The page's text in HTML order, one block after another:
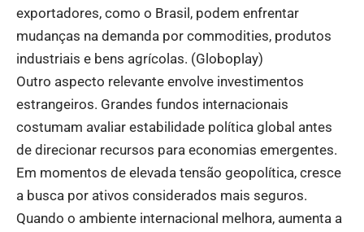
exportadores, como o Brasil, podem enfrentar
mudanças na demanda por commodities, produtos
industriais e bens agrícolas. (Globoplay)
Outro aspecto relevante envolve investimentos
estrangeiros. Grandes fundos internacionais
costumam avaliar estabilidade política global antes
de direcionar recursos para economias emergentes.
Em momentos de elevada tensão geopolítica, cresce
a busca por ativos considerados mais seguros.
Quando o ambiente internacional melhora, aumenta a